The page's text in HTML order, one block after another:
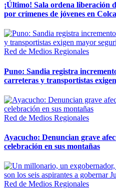
¡Último! Sala ordena liberación
por crímenes de jóvenes en
Red de Medios Regionales
Puno: Sandia registra
carreteras y transportistas
Red de Medios Regionales
Ayacucho: Denuncian grave
celebración en sus montañas
Red de Medios Regionales